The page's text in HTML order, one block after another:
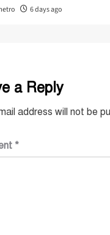
6 days ago
a Reply
address will not be
*